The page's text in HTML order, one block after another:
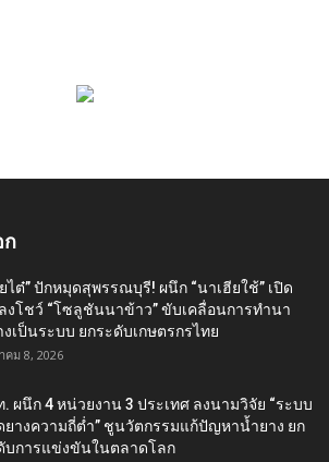
ก
ยไต๋” ปักหมุดสุพรรณบุรี! ผนึก “นาเฮียใช้” เปิด
งโชว์ “โซลูชันนาข้าว” ขับเคลื่อนการทำนา
งเป็นระบบ ยกระดับเกษตรกรไทย
คม 8, 2026
. ผนึก 4 หน่วยงาน 3 ประเทศ ลงนามวิจัย “ระบบ
ยางความถี่ต่ำ” ชูนวัตกรรมแก้ปัญหาน้ำยาง ยก
บการแข่งขันในตลาดโลก